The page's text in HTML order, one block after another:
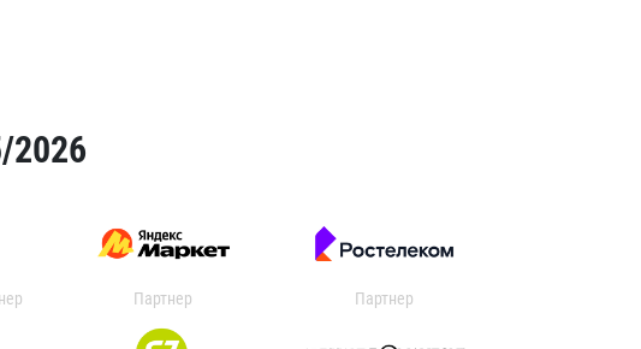
Партнер Партнер